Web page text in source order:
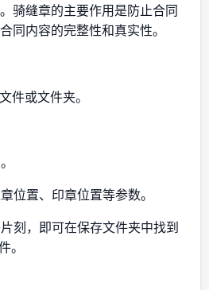
骑缝章的主要作用是防止合同
同内容的完整性和真实性。
件或文件夹。
位置、印章位置等参数。
刻，即可在保存文件夹中找到
。